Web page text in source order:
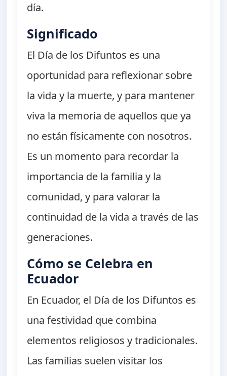
día.
Significado
El Día de los Difuntos es una
oportunidad para reflexionar sobre
la vida y la muerte, y para mantener
viva la memoria de aquellos que ya
no están físicamente con nosotros.
Es un momento para recordar la
importancia de la familia y la
comunidad, y para valorar la
continuidad de la vida a través de las
generaciones.
Cómo se Celebra en
Ecuador
En Ecuador, el Día de los Difuntos es
una festividad que combina
elementos religiosos y tradicionales.
Las familias suelen visitar los